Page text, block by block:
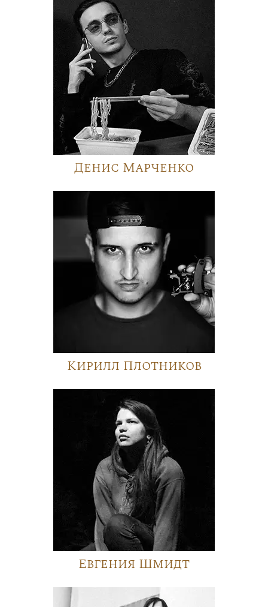
Денис Марченко
Кирилл Плотников
Евгения Шмидт